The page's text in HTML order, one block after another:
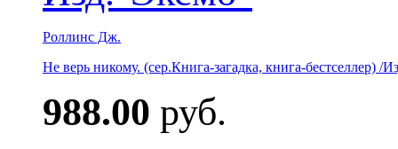
Роллинс Дж.
Не верь никому. (сер.Книга-загадка, книга-бестселлер) /
988.00 руб.